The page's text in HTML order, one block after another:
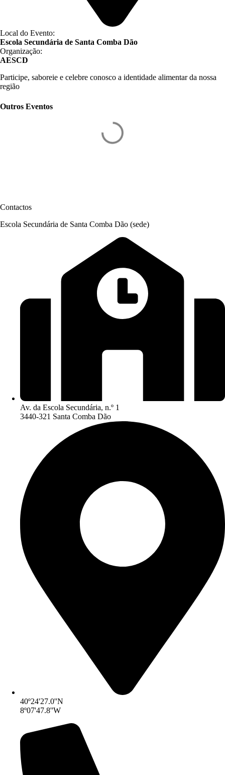
Local do Evento:
Escola Secundária de Santa Comba Dão
Organização:
AESCD
Participe, saboreie e celebre conosco a identidade alimentar da nossa
região
Outros Eventos
Contactos
Escola Secundária de Santa Comba Dão (sede)
Av. da Escola Secundária, n.º 1
3440-321 Santa Comba Dão
40º24'27.0''N
8º07'47.8''W